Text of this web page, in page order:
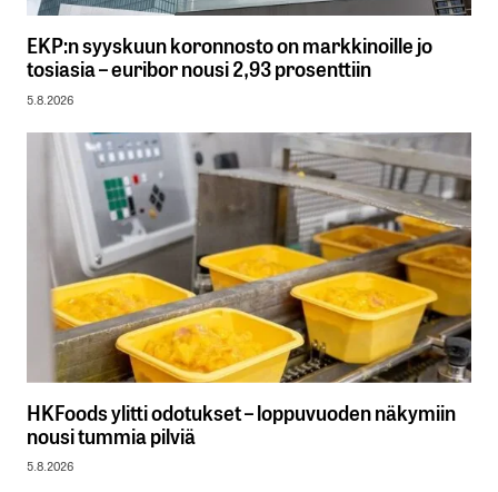
EKP:n syyskuun koronnosto on markkinoille jo
tosiasia – euribor nousi 2,93 prosenttiin
5.8.2026
HKFoods ylitti odotukset – loppuvuoden näkymiin
nousi tummia pilviä
5.8.2026